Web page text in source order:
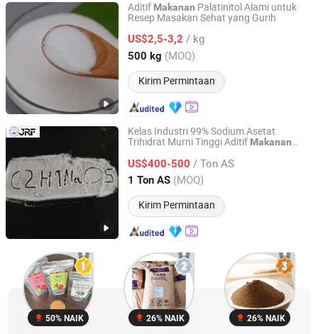
Aditif Makanan Palatinitol Alami untuk
Resep Masakan Sehat yang Gurih
US$2,5-3,2 / kg
500 kg (MOQ)
Kirim Permintaan
Beijing Mugu Technology Co., Ltd
Beijing, China Harga mulai 2026
Kelas Industri 99% Sodium Asetat
Trihidrat Murni Tinggi Aditif Makanan
US$400-500 / Ton AS
1 Ton AS (MOQ)
Kirim Permintaan
Shandong Jiurunfa Chemical Technology Co., Ltd
Shandong, China Harga mulai 2024
50% NAIK 26% NAIK 26% NAIK